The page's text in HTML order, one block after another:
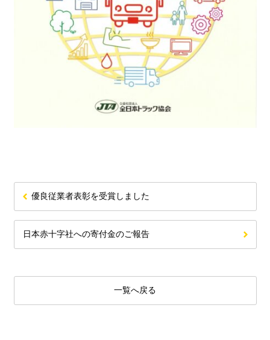
優良従業者表彰を受賞しました
一覧へ戻る
日本赤十字社への寄付金のご報告